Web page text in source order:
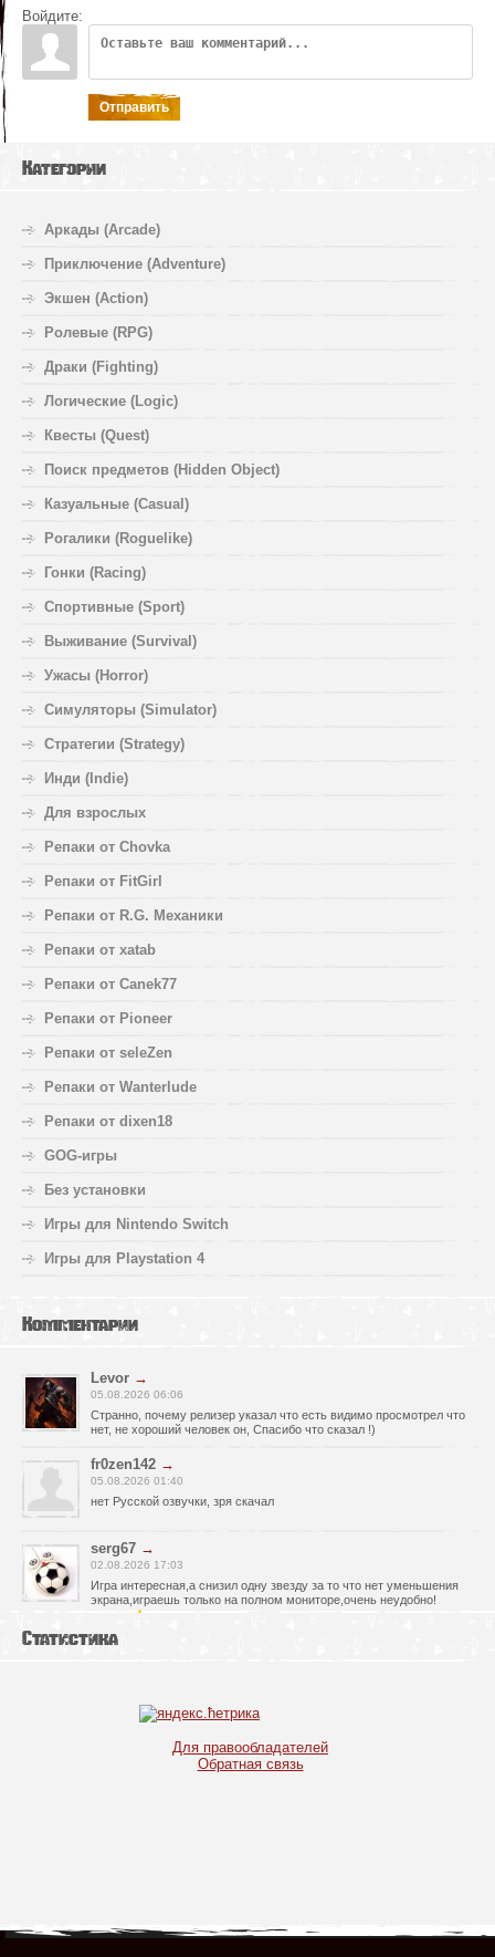
Войдите:
Отправить
Категории
Аркады (Arcade)
Приключение (Adventure)
Экшен (Action)
Ролевые (RPG)
Драки (Fighting)
Логические (Logic)
Квесты (Quest)
Поиск предметов (Hidden Object)
Казуальные (Casual)
Рогалики (Roguelike)
Гонки (Racing)
Спортивные (Sport)
Выживание (Survival)
Ужасы (Horror)
Симуляторы (Simulator)
Стратегии (Strategy)
Инди (Indie)
Для взрослых
Репаки от Chovka
Репаки от FitGirl
Репаки от R.G. Механики
Репаки от xatab
Репаки от Canek77
Репаки от Pioneer
Репаки от seleZen
Репаки от Wanterlude
Репаки от dixen18
GOG-игры
Без установки
Игры для Nintendo Switch
Игры для Playstation 4
Комментарии
Levor →
05.08.2026 06:06
Странно, почему релизер указал что есть видимо просмотрел что
нет, не хороший человек он, Спасибо что сказал !)
fr0zen142 →
05.08.2026 01:40
нет Русской озвучки, зря скачал
serg67 →
02.08.2026 17:03
Игра интересная,а снизил одну звезду за то что нет уменьшения
экрана,играешь только на полном мониторе,очень неудобно!
испробовал?
30.07.2026 00:43
21.07.2026 16:32
Статистика
Для правообладателей
Обратная связь